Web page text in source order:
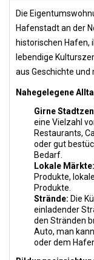
Die
Hafenstadt an der
historischen
lebendige
aus Geschichte und
Nahegelegene
Girne
eine Vielzahl
Restaurants,
oder gut
Bedarf.
Lokale Märkte:
Produkte,
Produkte.
Strände: Die
einladender
den Stränden
Auto, man
oder dem